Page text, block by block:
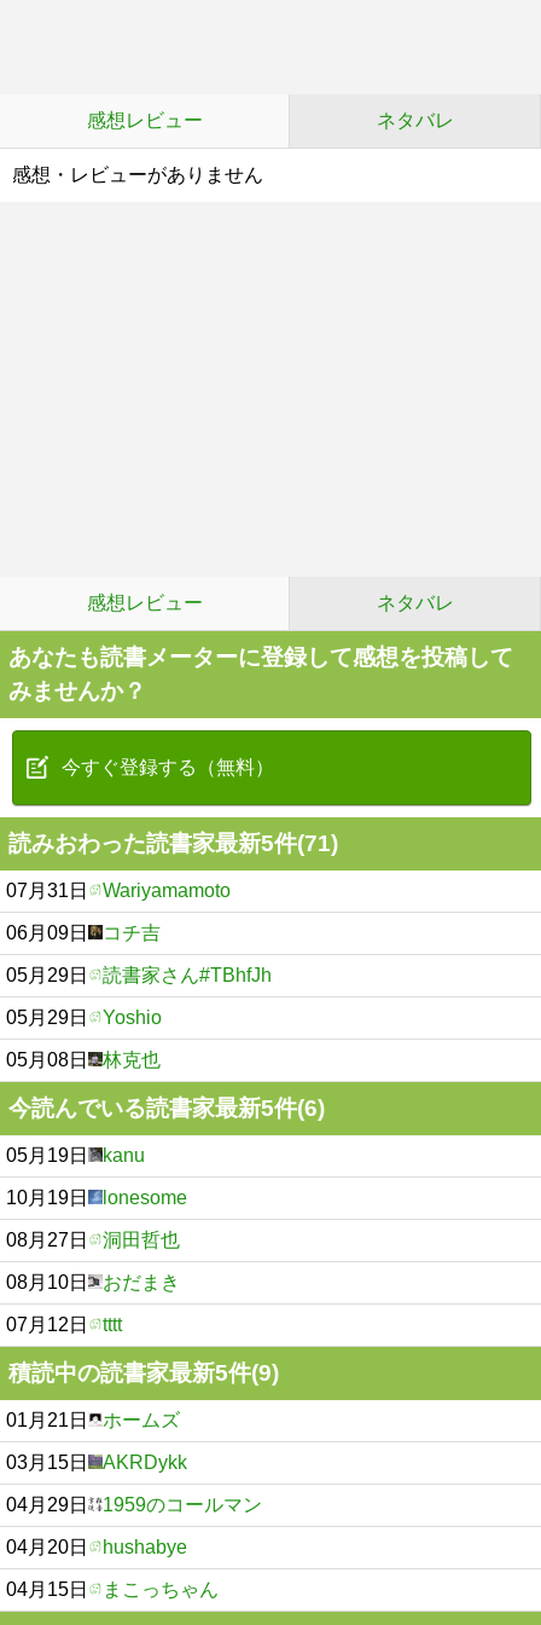
感想レビュー ネタバレ
感想・レビューがありません
感想レビュー ネタバレ
あなたも読書メーターに登録して感想を投稿して
みませんか？
今すぐ登録する（無料）
読みおわった読書家最新5件(71)
07月31日 Wariyamamoto
06月09日 コチ吉
05月29日 読書家さん#TBhfJh
05月29日 Yoshio
05月08日 林克也
今読んでいる読書家最新5件(6)
05月19日 kanu
10月19日 lonesome
08月27日 洞田哲也
08月10日 おだまき
07月12日 tttt
積読中の読書家最新5件(9)
01月21日 ホームズ
03月15日 AKRDykk
04月29日 1959のコールマン
04月20日 hushabye
04月15日 まこっちゃん